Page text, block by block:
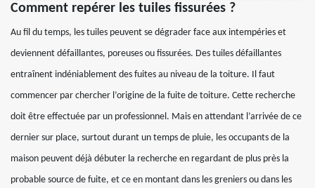
Comment repérer les tuiles fissurées ?
Au fil du temps, les tuiles peuvent se dégrader face aux intempéries et
deviennent défaillantes, poreuses ou fissurées. Des tuiles défaillantes
entraînent indéniablement des fuites au niveau de la toiture. Il faut
commencer par chercher l’origine de la fuite de toiture. Cette recherche
doit être effectuée par un professionnel. Mais en attendant l’arrivée de ce
dernier sur place, surtout durant un temps de pluie, les occupants de la
maison peuvent déjà débuter la recherche en regardant de plus près la
probable source de fuite, et ce en montant dans les greniers ou dans les